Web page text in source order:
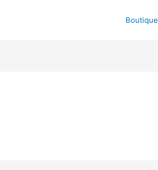
Boutique